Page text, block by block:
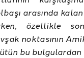
arasında
özellikle
noktasının
bu bulgulardan